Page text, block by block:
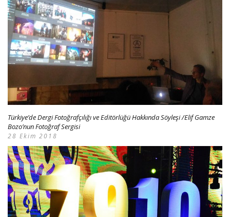
Türkiye’de Dergi Fotoğrafçılığı ve Editörlüğü Hakkında Söyleşi /Elif Gamze
Bozo’nun Fotoğraf Sergisi
28 Ekim 2018